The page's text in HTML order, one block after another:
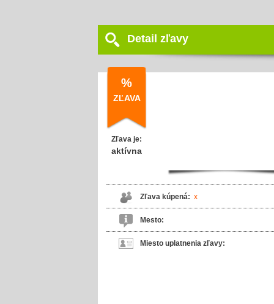
Detail zľavy
%
ZĽAVA
Zľava je:
aktívna
Zľava kúpená: x
Mesto:
Miesto uplatnenia zľavy: